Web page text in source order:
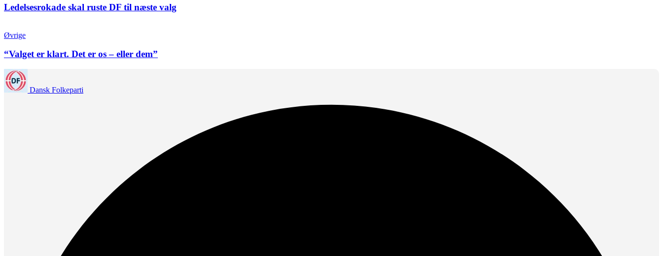
Ledelsesrokade skal ruste DF til næste valg
Øvrige
“Valget er klart. Det er os – eller dem”
Dansk Folkeparti